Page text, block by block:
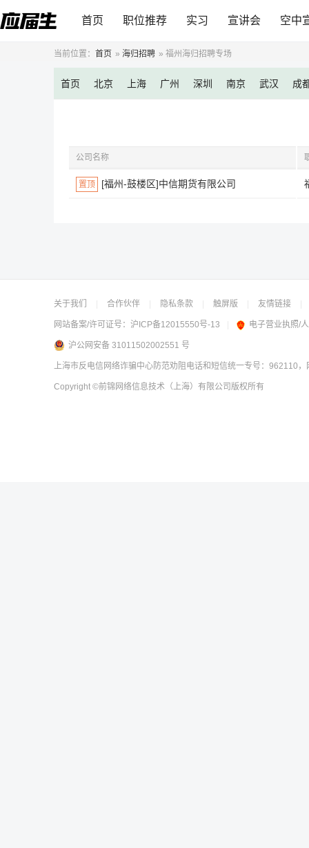
首页 职位推荐 实习 宣讲会 空中
当前位置： 首页 » 海归招聘 » 福州海归招聘专场
首页 北京 上海 广州 深圳 南京 武汉 成
公司名称
置顶 [福州-鼓楼区]中信期货有限公司
关于我们 合作伙伴 隐私条款 触屏版 友情链接
网站备案/许可证号： 沪ICP备12015550号-13 电子营业执照/
沪公网安备 31011502002551 号
上海市反电信网络诈骗中心防范劝阻电话和短信统一专号：962110
Copyright ©前锦网络信息技术（上海）有限公司 版权所有